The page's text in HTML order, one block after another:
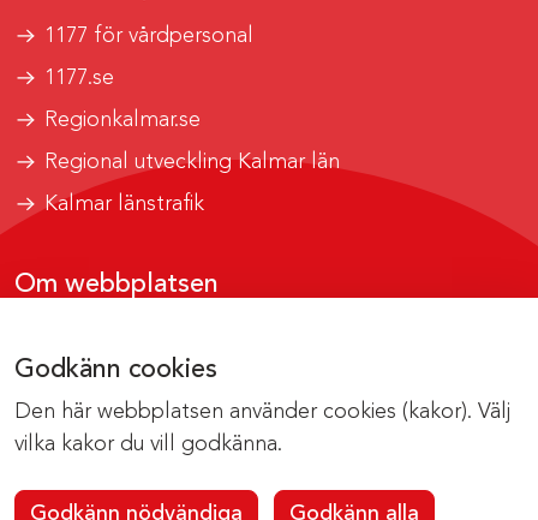
Godkänn cookies
Den här webbplatsen använder cookies (kakor). Välj
vilka kakor du vill godkänna.
Godkänn nödvändiga Godkänn alla
1177 för vårdpersonal
1177.se
Regionkalmar.se
Regional utveckling Kalmar län
Kalmar länstrafik
Om webbplatsen
Om cookies
Kontakta webbredaktionen